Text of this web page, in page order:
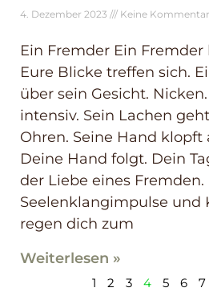
4. Dezember 2023 Keine
Ein Fremder Ein
Eure Blicke treffen sich.
über sein Gesicht.
intensiv. Sein Lachen
Ohren. Seine Hand klopft
Deine Hand folgt. Dein
der Liebe eines Fremden.
Seelenklangimpulse und
regen dich zum
Weiterlesen »
1 2 3 4 5 6 7